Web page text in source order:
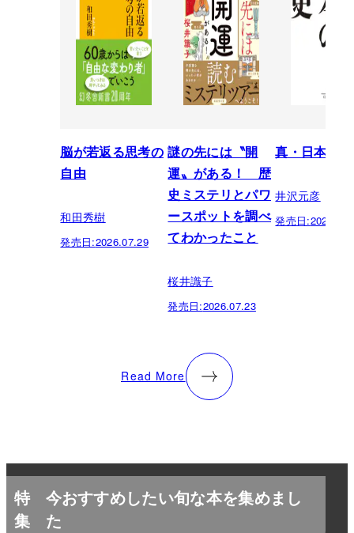
脳が若返る思考の
自由
和田秀樹
発売日:2026.07.29
謎の先には〝開
運〟がある！ 歴
史ミステリとパワ
ースポットを調べ
てわかったこと
桜井識子
発売日:2026.07.23
真・日本の
井沢元彦
発売日:
Read More
特
集
今おすすめしたい旬な本を集めまし
た